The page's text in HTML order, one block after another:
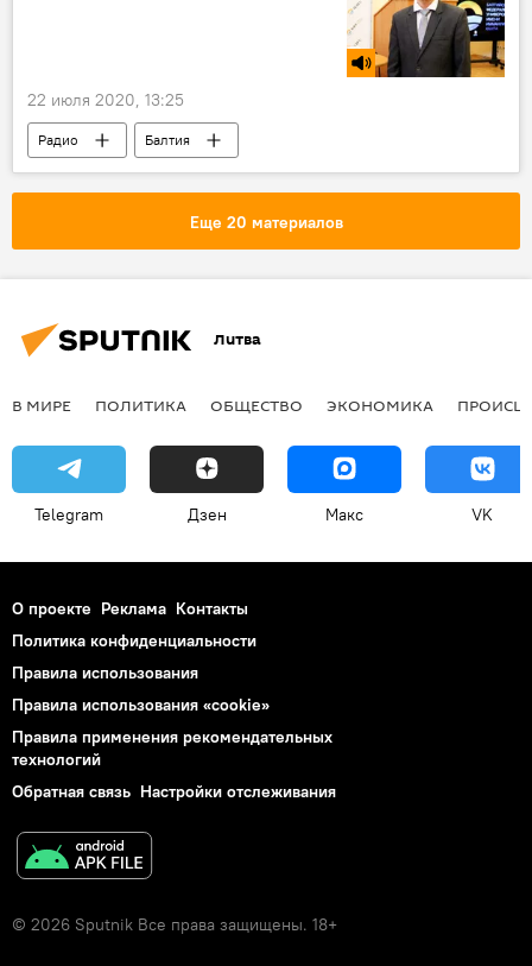
22 июля 2020, 13:25
Радио Балтия
Еще 20 материалов
Литва
В МИРЕ ПОЛИТИКА ОБЩЕСТВО ЭКОНОМИКА
Telegram Дзен Макс VK
О проекте Реклама Контакты
Политика конфиденциальности
Правила использования
Правила использования «cookie»
Правила применения рекомендательных
технологий
Обратная связь Настройки отслеживания
© 2026 Sputnik Все права защищены. 18+